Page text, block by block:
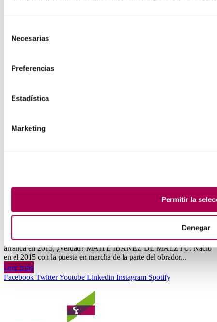
Necesarias
Preferencias
Estadística
Marketing
Permitir la
Denegar
Octubre 9, 2024
pastelería que ha sido referente del barrio bilbaíno de Deusto y del
Casco Viejo. GAZTENPRESA: Maikala es un proyecto que
arranca en 2015, ¿verdad? MAITE IBAÑEZ DE MAEZTU: Nació
en el 2015 con la puesta en marcha de la parte del obrador...
Leer más
Facebook TwitterYoutube Linkedin Instagram Spotify